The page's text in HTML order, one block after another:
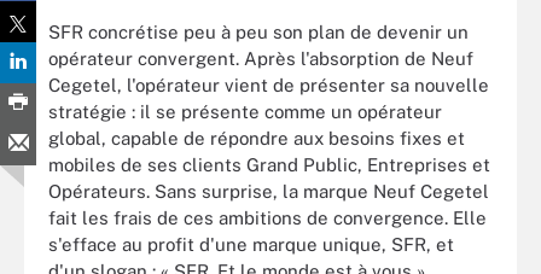
SFR concrétise peu à peu son plan de devenir un
opérateur convergent. Après l'absorption de Neuf
Cegetel, l'opérateur vient de présenter sa nouvelle
stratégie : il se présente comme un opérateur
global, capable de répondre aux besoins fixes et
mobiles de ses clients Grand Public, Entreprises et
Opérateurs. Sans surprise, la marque Neuf Cegetel
fait les frais de ces ambitions de convergence. Elle
s'efface au profit d'une marque unique, SFR, et